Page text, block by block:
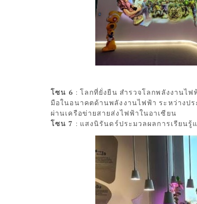
โซน 6 : โลกที่ยั่งยืน สำรวจโลกพลังงานไ
มือในอนาคตด้านพลังงานไฟฟ้า ระหว่างป
ผ่านเครือข่ายสายส่งไฟฟ้าในอาเซียน
โซน 7 : แสงนิรันดร์ประมวลผลการเรียนรู้